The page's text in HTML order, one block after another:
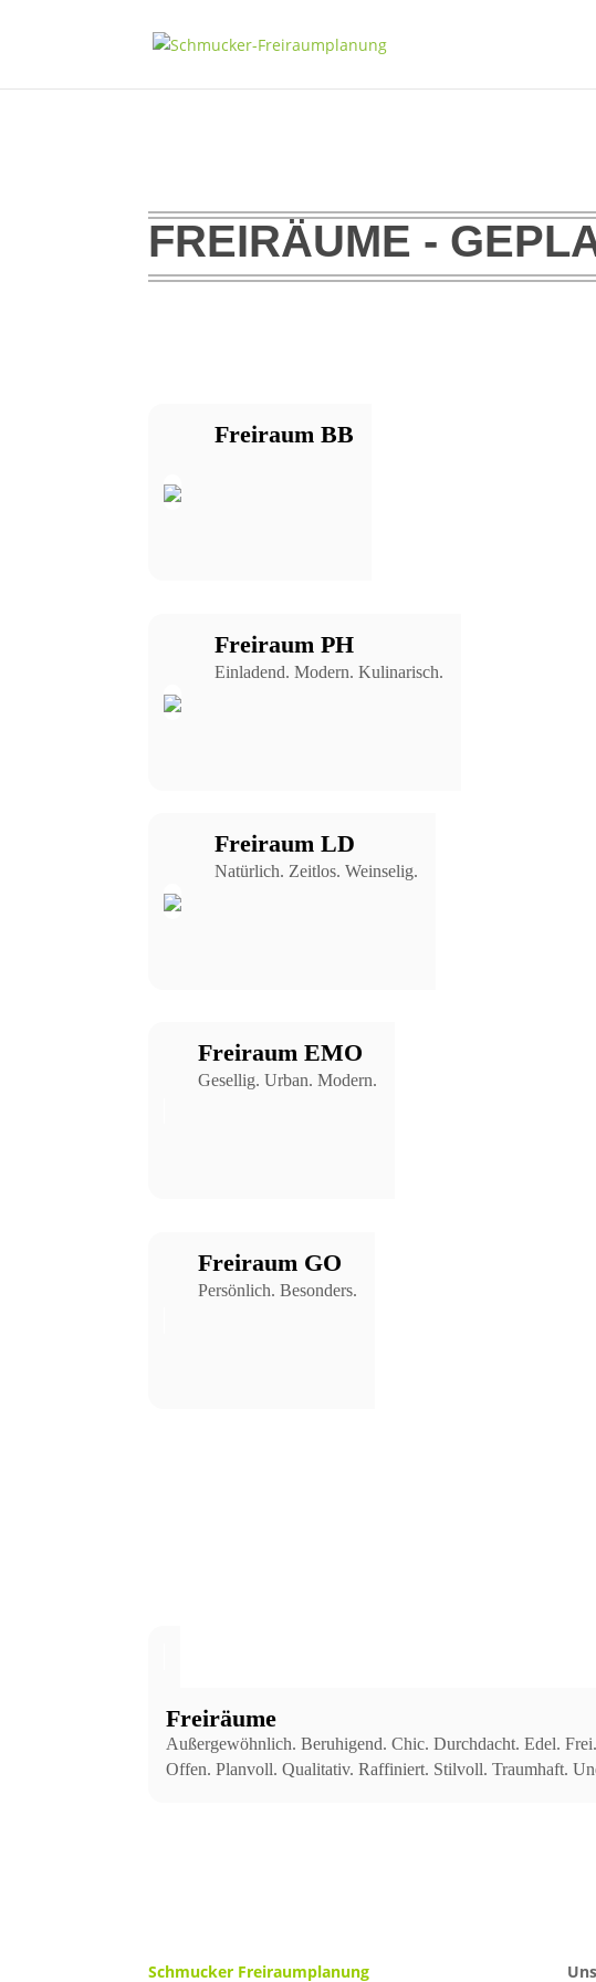
FREIRÄUME -
Freiraum BB
Freiraum PH
Einladend. Modern. Kulinarisch.
Freiraum LD
Natürlich. Zeitlos. Weinselig.
Freiraum EMO
Gesellig. Urban. Modern.
Freiraum GO
Persönlich. Besonders.
Freiräume
Außergewöhnlich. Beruhigend. Chic. Durchdacht. Edel.
Offen. Planvoll. Qualitativ. Raffiniert. Stilvoll. Traumhaft.
Schmucker Freiraumplanung